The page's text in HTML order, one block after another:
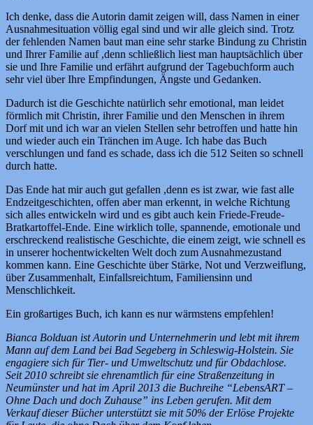
Ich denke, dass die Autorin damit zeigen will, dass Namen in einer
Ausnahmesituation völlig egal sind und wir alle gleich sind. Trotz
der fehlenden Namen baut man eine sehr starke Bindung zu Christin
und Ihrer Familie auf ,denn schließlich liest man hauptsächlich über
sie und Ihre Familie und erfährt aufgrund der Tagebuchform auch
sehr viel über Ihre Empfindungen, Ängste und Gedanken.
Dadurch ist die Geschichte natürlich sehr emotional, man leidet
förmlich mit Christin, ihrer Familie und den Menschen in ihrem
Dorf mit und ich war an vielen Stellen sehr betroffen und hatte hin
und wieder auch ein Tränchen im Auge. Ich habe das Buch
verschlungen und fand es schade, dass ich die 512 Seiten so schnell
durch hatte.
Das Ende hat mir auch gut gefallen ,denn es ist zwar, wie fast alle
Endzeitgeschichten, offen aber man erkennt, in welche Richtung
sich alles entwickeln wird und es gibt auch kein Friede-Freude-
Bratkartoffel-Ende. Eine wirklich tolle, spannende, emotionale und
erschreckend realistische Geschichte, die einem zeigt, wie schnell es
in unserer hochentwickelten Welt doch zum Ausnahmezustand
kommen kann. Eine Geschichte über Stärke, Not und Verzweiflung,
über Zusammenhalt, Einfallsreichtum, Familiensinn und
Menschlichkeit.
Ein großartiges Buch, ich kann es nur wärmstens empfehlen!
Bianca Bolduan ist Autorin und Unternehmerin und lebt mit ihrem
Mann auf dem Land bei Bad Segeberg in Schleswig-Holstein. Sie
engagiere sich für Tier- und Umweltschutz und für Obdachlose.
Seit 2010 schreibt sie ehrenamtlich für eine Straßenzeitung in
Neumünster und hat im April 2013 die Buchreihe “LebensART –
Ohne Dach und doch Zuhause” ins Leben gerufen. Mit dem
Verkauf dieser Bücher unterstützt sie mit 50% der Erlöse Projekte